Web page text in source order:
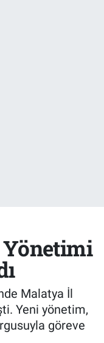
Malatya İl
Yeni yönetim,
göreve